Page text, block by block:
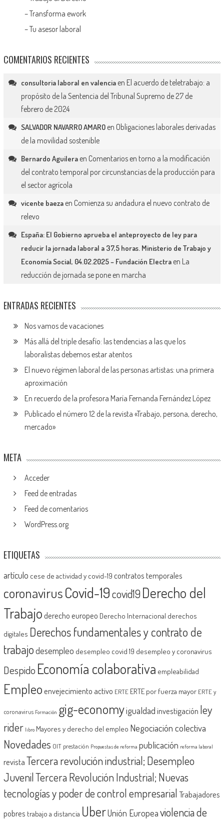
–Transforma ework
–Tu asesor laboral
COMENTARIOS RECIENTES
consultoria laboral en valenciaen El acuerdo de teletrabajo: a
propósito de la Sentencia del Tribunal Supremo de 27 de
febrero de 2024
SALVADOR NAVARRO AMAROen Obligaciones laborales derivadas
de la movilidad sostenible
Bernardo Aguileraen Comentarios en torno a la modificación
del contrato temporal por circunstancias de la producción para
el sector agrícola
vicente baezaen Comienza su andadura el nuevo contrato de
relevo
España: El Gobierno aprueba el anteproyecto de ley para
reducir la jornada laboral a 37,5 horas. Ministerio de Trabajo y
Economía Social, 04.02.2025 – Fundación Electraen La
reducción de jornada se pone en marcha
ENTRADAS RECIENTES
Nos vamos de vacaciones
Más allá del triple desafío: las tendencias a las que los
laboralistas debemos estar atentos
El nuevo régimen laboral de las personas artistas: una primera
aproximación
En recuerdo de la profesora María Fernanda Fernández López
Publicado el número 12 de la revista «Trabajo, persona, derecho,
mercado»
META
Acceder
Feed de entradas
Feed de comentarios
WordPress.org
ETIQUETAS
artículo cese de actividad y covid-19 contratos temporales
coronavirusCovid-19covid19 Derecho del
Trabajoderecho europeo Derecho Internacional derechos
digitales Derechos fundamentales y contrato de
trabajodesempleo desempleo covid 19 desempleo y coronavirus
Despido Economía colaborativa empleabilidad
Empleoenvejecimiento activo ERTE ERTE por fuerza mayor ERTE y
coronavirus Formación gig-economyigualdadinvestigación ley
rider libro Mayores y derecho del empleo Negociación colectiva
Novedades OIT prestación Propuestas de reforma publicación reforma laboral
revistaTercera revolución industrial; Desempleo
JuvenilTercera Revolución Industrial; Nuevas
tecnologías y poder de control empresarial Trabajadores
pobres trabajo a distancia UberUnión Europeaviolencia de